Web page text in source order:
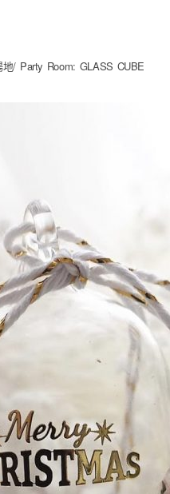
地/ Party Room: GLASS CUBE